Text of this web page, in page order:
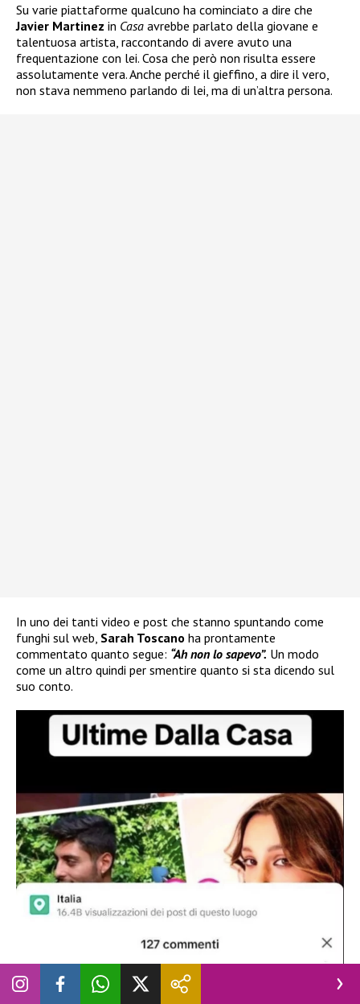
Su varie piattaforme qualcuno ha cominciato a dire che
Javier Martinez in Casa avrebbe parlato della giovane e
talentuosa artista, raccontando di avere avuto una
frequentazione con lei. Cosa che però non risulta essere
assolutamente vera. Anche perché il gieffino, a dire il vero,
non stava nemmeno parlando di lei, ma di un’altra persona.
In uno dei tanti video e post che stanno spuntando come
funghi sul web, Sarah Toscano ha prontamente
commentato quanto segue: “Ah non lo sapevo”. Un modo
come un altro quindi per smentire quanto si sta dicendo sul
suo conto.